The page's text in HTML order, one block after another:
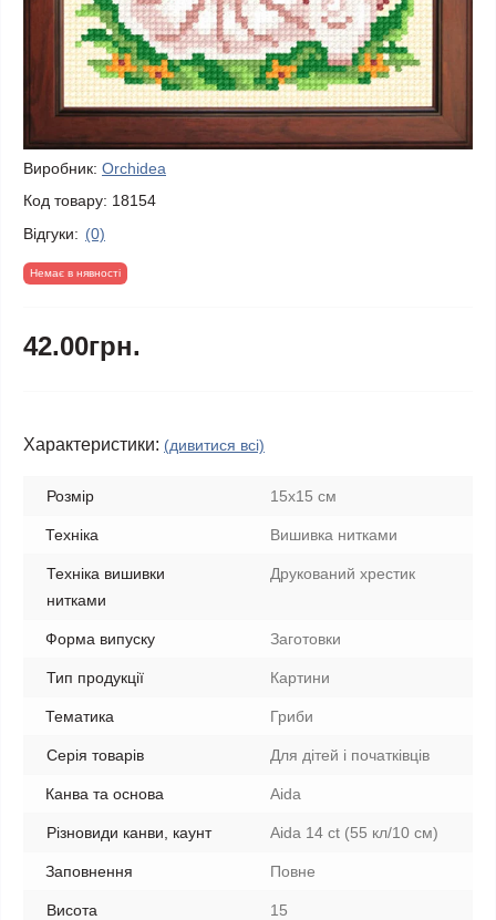
Виробник: Orchidea
Код товару: 18154
Відгуки: (0)
Немає в нявності
42.00грн.
Характеристики: (дивитися всі)
Розмір 15x15 см
Техніка Вишивка нитками
Техніка вишивки
нитками
Друкований хрестик
Форма випуску Заготовки
Тип продукції Картини
Тематика Гриби
Серія товарів Для дітей і початківців
Канва та основа Aida
Різновиди канви, каунт Aida 14 ct (55 кл/10 см)
Заповнення Повне
Висота 15